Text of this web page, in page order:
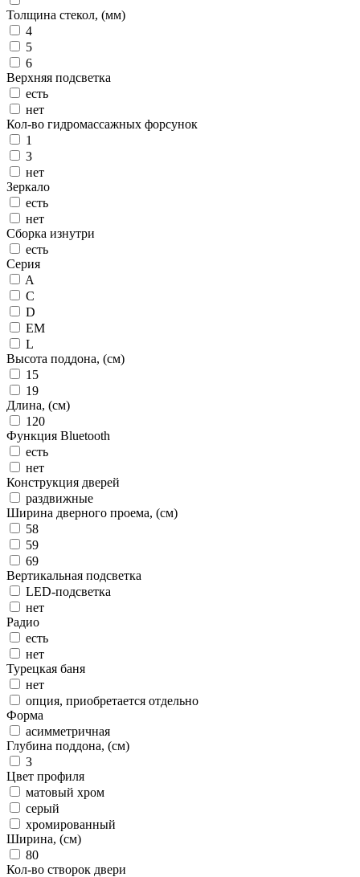
Толщина стекол, (мм)
4
5
6
Верхняя подсветка
есть
нет
Кол-во гидромассажных форсунок
1
3
нет
Зеркало
есть
нет
Сборка изнутри
есть
Серия
A
C
D
EM
L
Высота поддона, (см)
15
19
Длина, (см)
120
Функция Bluetooth
есть
нет
Конструкция дверей
раздвижные
Ширина дверного проема, (см)
58
59
69
Вертикальная подсветка
LED-подсветка
нет
Радио
есть
нет
Турецкая баня
нет
опция, приобретается отдельно
Форма
асимметричная
Глубина поддона, (см)
3
Цвет профиля
матовый хром
серый
хромированный
Ширина, (см)
80
Кол-во створок двери